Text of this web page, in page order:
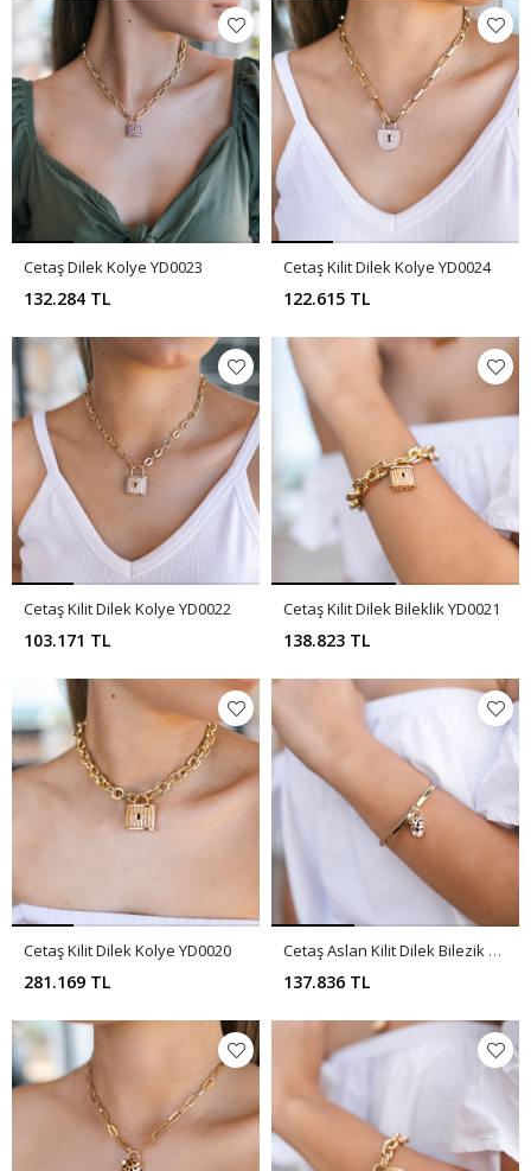
Cetaş Dilek Kolye YD0023
132.284 TL
Cetaş Kilit Dilek Kolye YD0024
122.615 TL
Cetaş Kilit Dilek Kolye YD0022
103.171 TL
Cetaş Kilit Dilek Bileklik YD0021
138.823 TL
Cetaş Kilit Dilek Kolye YD0020
281.169 TL
Cetaş Aslan Kilit Dilek Bilezik YD0019
137.836 TL